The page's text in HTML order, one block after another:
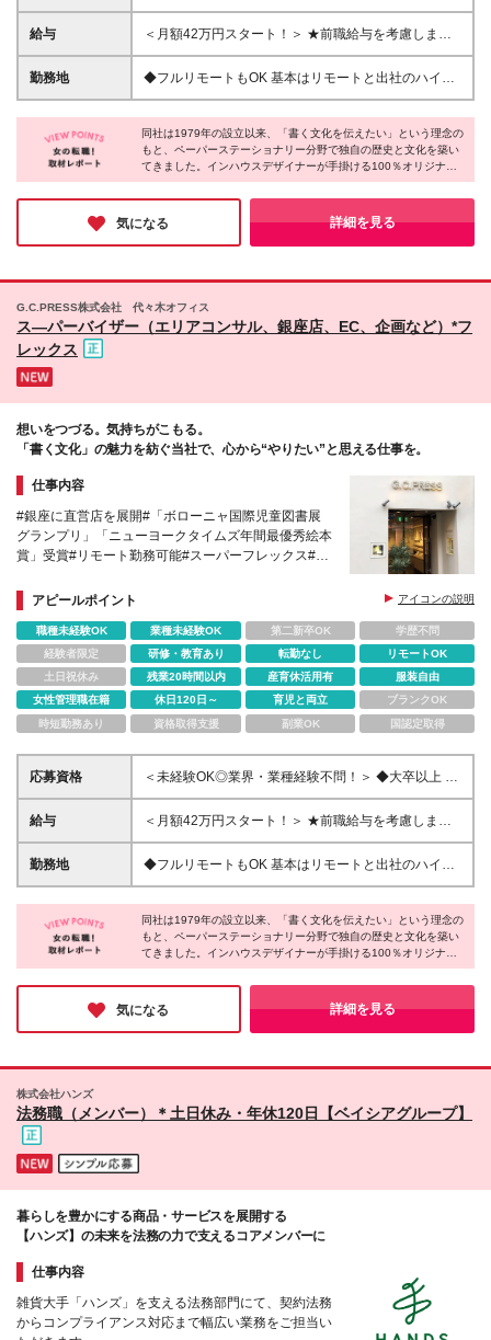
社会人経験3年以上お持ちの方 【歓迎／優遇条件】
※EC運営の経験やillustrator、Photoshopのを扱える
うな方を求めています＞ 私たちは、文化を創り出す
クリエイティブな集団です。 事業拡大に伴い複数領
す。 自分で考え、動き、成果を出すことが好きな方
であれば大歓迎。 生活に負担がかからないよう、ス
ーパーフレックス、在宅、直行直帰、育児配慮により
給与
＜月額42万円スタート！＞ ★前職給与を考慮します
◆年俸500万円～ ※上記金額の1/12を月々支給いたし
ます。 ※2年目以降は勤続年数＋実績査定によって給
代は別途全額支給します（36協定による）
勤務地
◆フルリモートもOK 基本はリモートと出社のハイブ
リッドを想定しています。 ※6ケ月の試用期間は不可
＜本社＞ 東京都渋谷区代々木5-48-1 ＜銀座直営店＞
東京都中央区銀座6-5-16 ※(変更の範囲)上記を除く当
社関連勤務地 ＜TOPIX：なぜ、私たちは銀座に店を構
えるのか＞ 世界中のトップブランドが集まる文化の
発祥地、銀座。 そんな一等地に構える直営店は、
「書く文化」を伝えるための特別な拠点です。 訪れ
として、銀座の地から時代に合わせた“書く文化”を届
け続けています。
同社は1979年の設立以来、「書く文化を伝えたい」という理念の
もと、ペーパーステーショナリー分野で独自の歴史と文化を築い
てきました。インハウスデザイナーが手掛ける100％オリジナル
デザインは、幅広い年代の方が使いやすく、美しい製品です。紙
の質感や書き心地にも細かく配慮し、日常の様々なシーンで気持
ちを伝える製品づくりを追求。細かなこだわりが、お客様から長
く愛される理由だと実感しました。
気になる 詳細を見る
G.C.PRESS株式会社 代々木オフィス
ス―パーバイザー（エリアコンサル、銀座店、EC、企画など）*フ
レックス
想いをつづる。気持ちがこもる。
「書く文化」の魅力を紡ぐ当社で、心から“やりたい”と思える仕事を。
仕事内容
#銀座に直営店を展開#「ボローニャ国際児童図書展
グランプリ」「ニューヨークタイムズ年間最優秀絵本
賞」受賞#リモート勤務可能#スーパーフレックス#問
アピールポイント
アイコンの説明
職種未経験OK 業種未経験OK 第二新卒OK
学歴不問
経験者限定
研修・教育あり 転勤なし
リモートOK
土日祝休み
残業20時間以内 産育休活用有
服装自由
女性管理職在籍
休日120日～ 育児と両立
ブランクOK
時短勤務あり
資格取得支援 副業OK 国認定取得
応募資格
＜未経験OK◎業界・業種経験不問！＞ ◆大卒以上 ◆
社会人経験3年以上お持ちの方 【歓迎／優遇条件】
※EC運営の経験やillustrator、Photoshopのを扱える
うな方を求めています＞ 私たちは、文化を創り出す
クリエイティブな集団です。 事業拡大に伴い複数領
す。 自分で考え、動き、成果を出すことが好きな方
であれば大歓迎。 生活に負担がかからないよう、ス
ーパーフレックス、在宅、直行直帰、育児配慮により
時短勤務応相談など、ライフステージに合わせて柔軟
に働ける環境もご用意しています。
給与
＜月額42万円スタート！＞ ★前職給与を考慮します
◆年俸500万円～ ※上記金額の1/12を月々支給いたし
ます。 ※2年目以降は勤続年数＋実績査定によって給
代は別途全額支給します（36協定による）
勤務地
◆フルリモートもOK 基本はリモートと出社のハイブ
リッドを想定しています。 ※6ケ月の試用期間は不可
＜本社＞ 東京都渋谷区代々木5-48-1 ＜銀座直営店＞
東京都中央区銀座6-5-16 ※(変更の範囲)上記を除く当
社関連勤務地 ＜TOPIX：なぜ、私たちは銀座に店を構
えるのか＞ 世界中のトップブランドが集まる文化の
発祥地、銀座。 そんな一等地に構える直営店は、
「書く文化」を伝えるための特別な拠点です。 訪れ
る方にとって、文化に触れるための一歩を体感してい
け続けています。
同社は1979年の設立以来、「書く文化を伝えたい」という理念の
もと、ペーパーステーショナリー分野で独自の歴史と文化を築い
てきました。インハウスデザイナーが手掛ける100％オリジナル
デザインは、幅広い年代の方が使いやすく、美しい製品です。紙
の質感や書き心地にも細かく配慮し、日常の様々なシーンで気持
ちを伝える製品づくりを追求。細かなこだわりが、お客様から長
く愛される理由だと実感しました。
気になる 詳細を見る
株式会社ハンズ
法務職（メンバー）＊土日休み・年休120日【ベイシアグループ】
暮らしを豊かにする商品・サービスを展開する
【ハンズ】の未来を法務の力で支えるコアメンバーに
仕事内容
雑貨大手「ハンズ」を支える法務部門にて、契約法務
からコンプライアンス対応まで幅広い業務をご担当い